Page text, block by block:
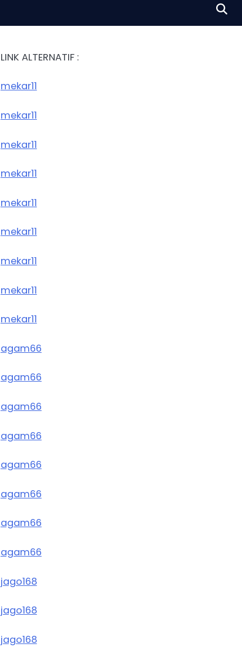
LINK ALTERNATIF :
mekar11
mekar11
mekar11
mekar11
mekar11
mekar11
mekar11
mekar11
mekar11
agam66
agam66
agam66
agam66
agam66
agam66
agam66
agam66
jago168
jago168
jago168